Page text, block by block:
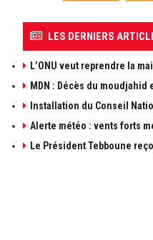
LES DERNIERS
L’ONU veut reprendre la
MDN : Décès du
Installation du Conseil
Alerte météo : vents forts
Le Président Tebboune